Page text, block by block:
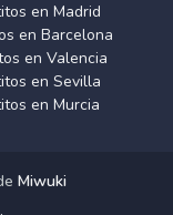
en Madrid
en Barcelona
en Valencia
en Sevilla
en Murcia
Miwuki